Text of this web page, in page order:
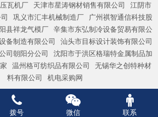
瓦机厂 天津市星涛钢材销售有限公司
江阴市
巩义市汇丰机械制造厂
广州祺智通信科技股
县祥龙气模厂 辛集市东弘制冷设备贸易有限公
备制造有限公司
汕头市目标设计装饰有限公司
司朝阳分公司
沈阳市于洪区格瑞特金属制品加
温州格可纺织品有限公司
无锡华之创特种材
料有限公司
机电采购网
拨号 微信 联系